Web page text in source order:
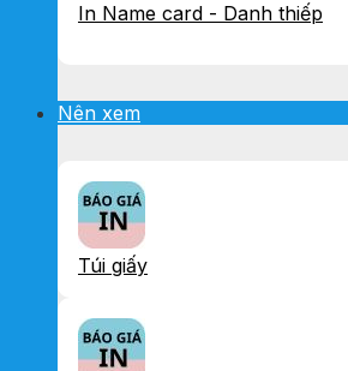
In Name card - Danh thiếp
Nên xem
Túi giấy